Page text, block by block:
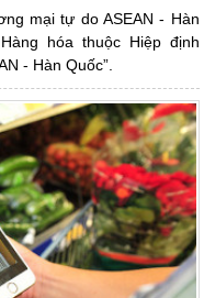
mại tự do ASEAN - Hàn
hóa thuộc Hiệp định
- Hàn Quốc”.